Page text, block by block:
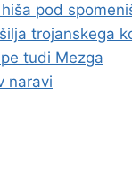
pod
trojanskega
tudi Mezga
naravi